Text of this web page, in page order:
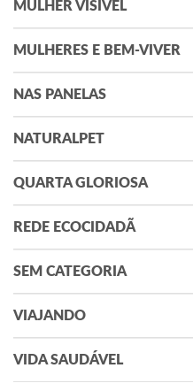
MULHER VISÍVEL
MULHERES E BEM-VIVER
NAS PANELAS
NATURALPET
QUARTA GLORIOSA
REDE ECOCIDADÃ
SEM CATEGORIA
VIAJANDO
VIDA SAUDÁVEL